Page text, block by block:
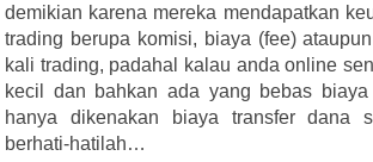
demikian karena mereka mendapatkan
trading berupa komisi, biaya (fee)
kali trading, padahal kalau anda online
kecil dan bahkan ada yang bebas biaya
hanya dikenakan biaya transfer dana
berhati-hatilah…